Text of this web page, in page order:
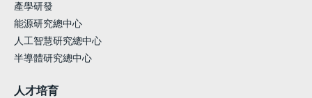
產學研發
能源研究總中心
人工智慧研究總中心
半導體研究總中心
人才培育